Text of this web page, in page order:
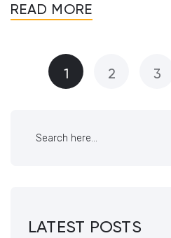
READ MORE
1 2 3
LATEST POSTS